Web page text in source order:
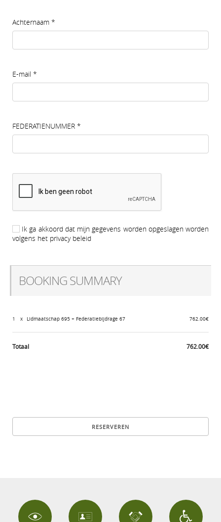
Achternaam *
E-mail *
FEDERATIENUMMER *
Ik ga akkoord dat mijn gegevens worden opgeslagen worden
volgens het privacy beleid
BOOKING SUMMARY
1 x Lidmaatschap 695 + Federatiebijdrage 67 762.00€
Totaal 762.00€